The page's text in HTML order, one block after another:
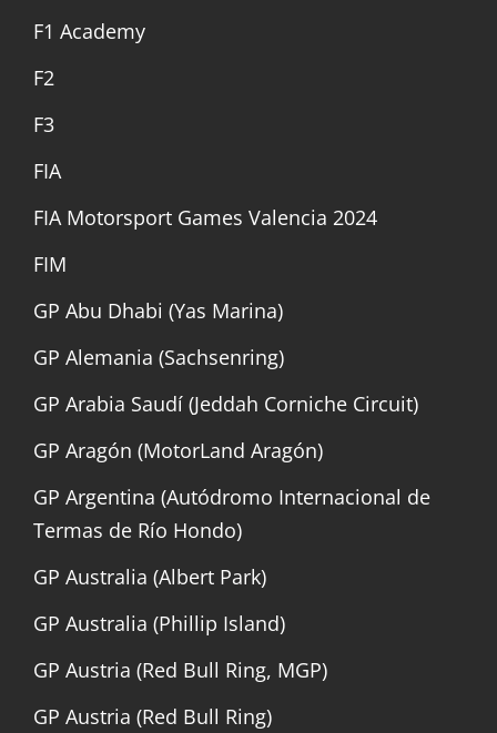
F1 Academy
F2
F3
FIA
FIA Motorsport Games Valencia 2024
FIM
GP Abu Dhabi (Yas Marina)
GP Alemania (Sachsenring)
GP Arabia Saudí (Jeddah Corniche Circuit)
GP Aragón (MotorLand Aragón)
GP Argentina (Autódromo Internacional de
Termas de Río Hondo)
GP Australia (Albert Park)
GP Australia (Phillip Island)
GP Austria (Red Bull Ring, MGP)
GP Austria (Red Bull Ring)